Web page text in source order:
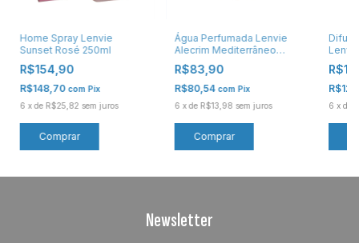
Home Spray Lenvie
Sunset Rosé 250ml
R$154,90
R$148,70 com Pix
6 xde R$25,82 sem juros
Água Perfumada Lenvie
Alecrim Mediterrâneo
500ml
R$83,90
R$80,54 com Pix
6 xde R$13,98 sem juros 6 x de
Newsletter